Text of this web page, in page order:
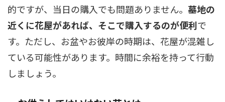
的ですが、当日の購入でも問題ありません。 墓地の
近くに花屋があれば、そこで購入するのが便利で
す。ただし、お盆やお彼岸の時期は、花屋が混雑し
ている可能性があります。時間に余裕を持って行動
しましょう。